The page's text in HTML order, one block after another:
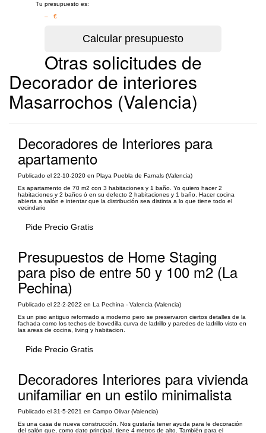
Tu presupuesto es:
– €
Otras solicitudes de
Decorador de interiores
Masarrochos (Valencia)
Decoradores de Interiores para
apartamento
Publicado el 22-10-2020 en Playa Puebla de Farnals (Valencia)
Es apartamento de 70 m2 con 3 habitaciones y 1 baño. Yo quiero hacer 2
habitaciones y 2 baños ó en su defecto 2 habitaciones y 1 baño. Hacer cocina
abierta a salón e intentar que la distribución sea distinta a lo que tiene todo el
vecindario
Pide Precio Gratis
Presupuestos de Home Staging
para piso de entre 50 y 100 m2 (La
Pechina)
Publicado el 22-2-2022 en La Pechina - Valencia (Valencia)
Es un piso antiguo reformado a moderno pero se preservaron ciertos detalles de la
fachada como los techos de bovedilla curva de ladrillo y paredes de ladrillo visto en
las areas de cocina, living y habitacion.
Pide Precio Gratis
Decoradores Interiores para vivienda
unifamiliar en un estilo minimalista
Publicado el 31-5-2021 en Campo Olivar (Valencia)
Es una casa de nueva construcción. Nos gustaría tener ayuda para le decoración
del salón que, como dato principal, tiene 4 metros de alto. También para el